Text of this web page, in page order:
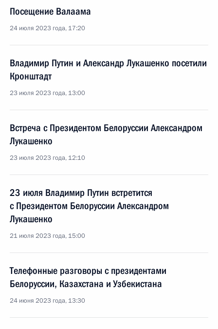
Посещение Валаама
24 июля 2023 года, 17:20
Владимир Путин и Александр Лукашенко посетили
Кронштадт
23 июля 2023 года, 13:00
Встреча с Президентом Белоруссии Александром
Лукашенко
23 июля 2023 года, 12:10
23 июля Владимир Путин встретится
с Президентом Белоруссии Александром
Лукашенко
21 июля 2023 года, 15:00
Телефонные разговоры с президентами
Белоруссии, Казахстана и Узбекистана
24 июня 2023 года, 13:30